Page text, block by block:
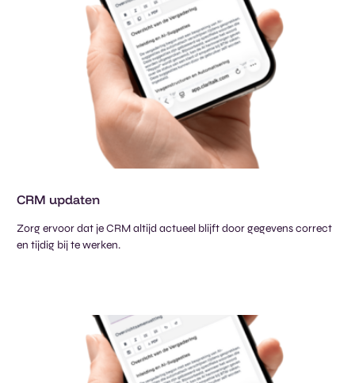
CRM updaten​
Zorg ervoor dat je CRM altijd actueel blijft door gegevens correct
en tijdig bij te werken.